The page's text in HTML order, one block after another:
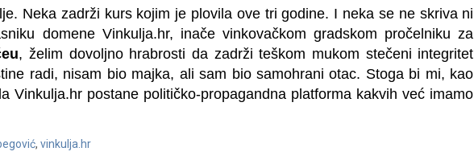
Neka zadrži kurs kojim je plovila ove tri godine. I neka se ne skriva ni
domene Vinkulja.hr, inače vinkovačkom gradskom pročelniku za
, želim dovoljno hrabrosti da zadrži teškom mukom stečeni integritet
radi, nisam bio majka, ali sam bio samohrani otac. Stoga bi mi, kao
Vinkulja.hr postane političko-propagandna platforma kakvih već imamo
, vinkulja.hr